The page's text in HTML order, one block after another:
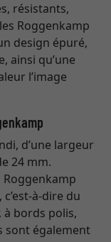
résistants,
Roggenkamp
design épuré,
ainsi qu’une
l’image
d’une largeur
24 mm.
à-dire du
à bords polis,
sont également